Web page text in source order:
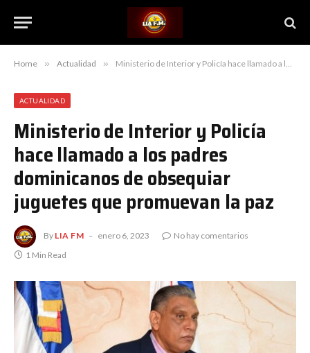
Home » Actualidad » Ministerio de Interior y Policía hace llamado a los padres dominicanos de obsequiar juguetes que promuevan la paz
ACTUALIDAD
Ministerio de Interior y Policía
hace llamado a los padres
dominicanos de obsequiar
juguetes que promuevan la paz
By LIA FM enero 6, 2023
No hay comentarios
1 Min Read